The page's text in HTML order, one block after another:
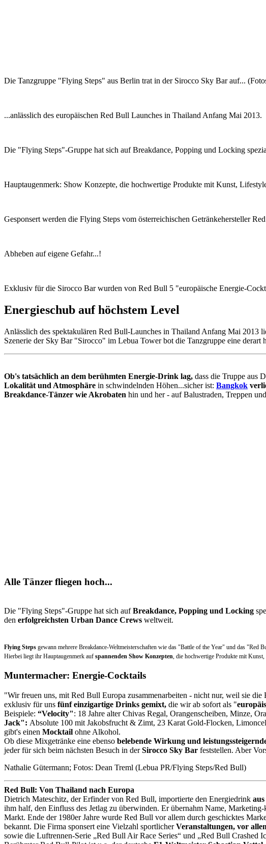
Die Tanzgruppe "Flying Steps" aus Berlin trat in der Sirocco Sky Bar auf...
...anlässlich des europäischen Red Bull Launches in Thailand Anfang Mai 2013.
Die "Flying Steps"-Gruppe hat sich auf Breakdance, Popping und Locking
Hauptaugenmerk: Show Konzepte, die hochwertige Produkte mit Kunst,
Gesponsert werden die Flying Steps vom österreichischen Getränkehersteller
Abheben auf eigene Gefahr...!
Exklusiv für die Sirocco Bar wurden von Red Bull 5 "europäische Energie-
Energieschub auf höchstem Level
Anlässlich des spektakulären Red Bull-Launches in Thailand Anfang Mai 2013
Szenerie der Sky Bar "Sirocco" im Lebua Tower bot die Tanzgruppe eine derart
Ob's tatsächlich an dem berühmten Energie-Drink lag, dass die Truppe aus
Lokalität und Atmosphäre in schwindelnden Höhen...sicher ist: Bangkok
Breakdance-Tänzer wie Akrobaten hin und her - auf Balustraden, Treppen
Alle Tänzer fliegen hoch...
Die "Flying Steps"-Gruppe hat sich aufBreakdance, Popping und Locking
den erfolgreichsten Urban Dance Crews weltweit.
Flying Steps gewann mehrere Breakdance-Weltmeisterschaften wie das "Battle of the Year" und das
Hierbei liegt ihr Hauptaugenmerk auf spannenden Show Konzepten, die hochwertige Produkte mit
Muntermacher: Energie-Cocktails
"Wir freuen uns, mit Red Bull Europa zusammenarbeiten - nicht nur, weil sie
exklusiv für uns fünf einzigartige Drinks gemixt, die wir ab sofort als "
Beispiele: “Velocity": 18 Jahre alter Chivas Regal, Orangenscheiben, Minze,
Jack": Absolute 100 mit Jakobsfrucht & Zimt, 23 Karat Gold-Flocken,
gibt's einen Mocktail ohne Alkohol.
Ob diese Mixgetränke eine ebenso belebende Wirkung und
jeder für sich beim nächsten Besuch in derSirocco Sky Bar feststellen. Aber
Nathalie Gütermann; Fotos: Dean Treml (Lebua PR/Flying Steps/Red Bull)
Red Bull: Von Thailand nach Europa
Dietrich Mateschitz, der Erfinder von Red Bull, importierte den Energiedrink
ihm half, den Einfluss des Jetlag zu überwinden. Er übernahm Name,
Markt. Ende der 1980er Jahre wurde Red Bull vor allem durch geschicktes
bekannt. Die Firma sponsert eine Vielzahl sportlicherVeranstaltungen, vor
sowie die Luftrennen-Serie „Red Bull Air Race Series“ und „Red Bull